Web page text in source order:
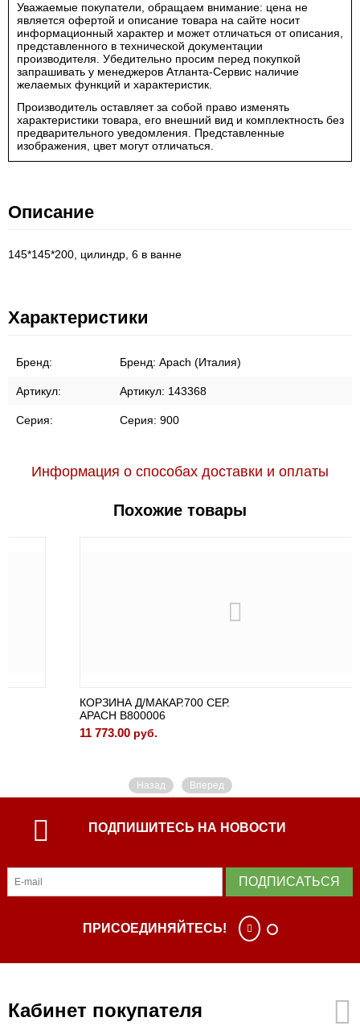
Уважаемые покупатели, обращаем внимание: цена не
является офертой и описание товара на сайте носит
информационный характер и может отличаться от описания,
представленного в технической документации
производителя. Убедительно просим перед покупкой
запрашивать у менеджеров Атланта-Сервис наличие
желаемых функций и характеристик.
Производитель оставляет за собой право изменять
характеристики товара, его внешний вид и комплектность без
предварительного уведомления. Представленные
изображения, цвет могут отличаться.
Описание
145*145*200, цилиндр, 6 в ванне
Характеристики
Бренд: Бренд: Apach (Италия)
Артикул: Артикул: 143368
Серия: Серия: 900
Информация о способах доставки и оплаты
Похожие товары
КОРЗИНА Д/МАКАР.700 СЕР.
APACH B800006
руб.
Назад Вперед
ПОДПИШИТЕСЬ НА НОВОСТИ
ПОДПИСАТЬСЯ
ПРИСОЕДИНЯЙТЕСЬ!
Кабинет покупателя